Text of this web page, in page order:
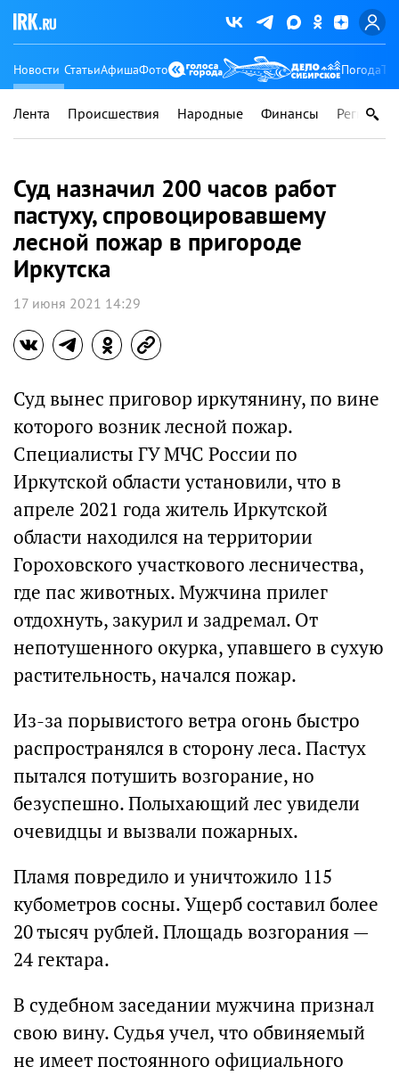
Новости СтатьиАфишаФото Погода
Лента Происшествия Народные Финансы Регионы
Суд назначил 200 часов работ
пастуху, спровоцировавшему
лесной пожар в пригороде
Иркутска
17 июня 2021 14:29
Суд вынес приговор иркутянину, по вине
которого возник лесной пожар.
Специалисты ГУ МЧС России по
Иркутской области установили, что в
апреле 2021 года житель Иркутской
области находился на территории
Гороховского участкового лесничества,
где пас животных. Мужчина прилег
отдохнуть, закурил и задремал. От
непотушенного окурка, упавшего в сухую
растительность, начался пожар.
Из-за порывистого ветра огонь быстро
распространялся в сторону леса. Пастух
пытался потушить возгорание, но
безуспешно. Полыхающий лес увидели
очевидцы и вызвали пожарных.
Пламя повредило и уничтожило 115
кубометров сосны. Ущерб составил более
20 тысяч рублей. Площадь возгорания —
24 гектара.
В судебном заседании мужчина признал
свою вину. Судья учел, что обвиняемый
не имеет постоянного официального